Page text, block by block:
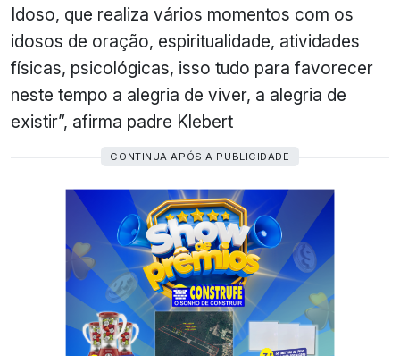
Idoso, que realiza vários momentos com os
idosos de oração, espiritualidade, atividades
físicas, psicológicas, isso tudo para favorecer
neste tempo a alegria de viver, a alegria de
existir”, afirma padre Klebert
CONTINUA APÓS A PUBLICIDADE